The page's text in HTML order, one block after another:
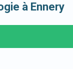
à Ennery